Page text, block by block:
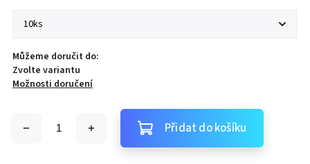
Můžeme doručit do:
Zvolte variantu
Možnosti doručení
Přidat do košíku